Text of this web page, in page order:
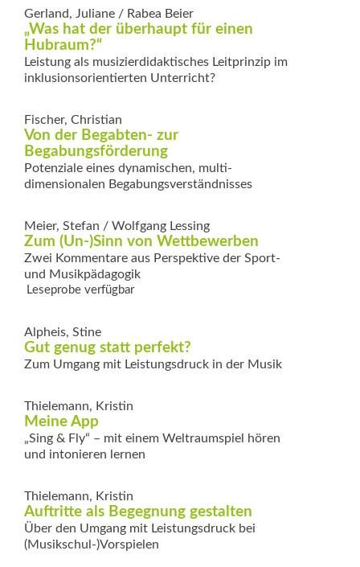
Gerland, Juliane / Rabea Beier
„Was hat der überhaupt für einen
Hubraum?“
Leistung als musizierdidaktisches Leitprinzip im
inklusionsorientierten Unterricht?
Fischer, Christian
Von der Begabten- zur
Begabungsförderung
Potenziale eines dynamischen, multi­
dimensionalen ­Begabungsverständnisses
Meier, Stefan / Wolfgang Lessing
Zum (Un-)Sinn von Wettbewerben
Zwei Kommentare aus Perspektive der Sport-
und Musikpädagogik
Leseprobe verfügbar
Alpheis, Stine
Gut genug statt perfekt?
Zum Umgang mit Leistungsdruck in der Musik
Thielemann, Kristin
Meine App
„Sing & Fly“ – mit einem Weltraumspiel hören
und intonieren lernen
Thielemann, Kristin
Auftritte als Begegnung gestalten
Über den Umgang mit Leistungsdruck bei
(Musikschul-)Vorspielen